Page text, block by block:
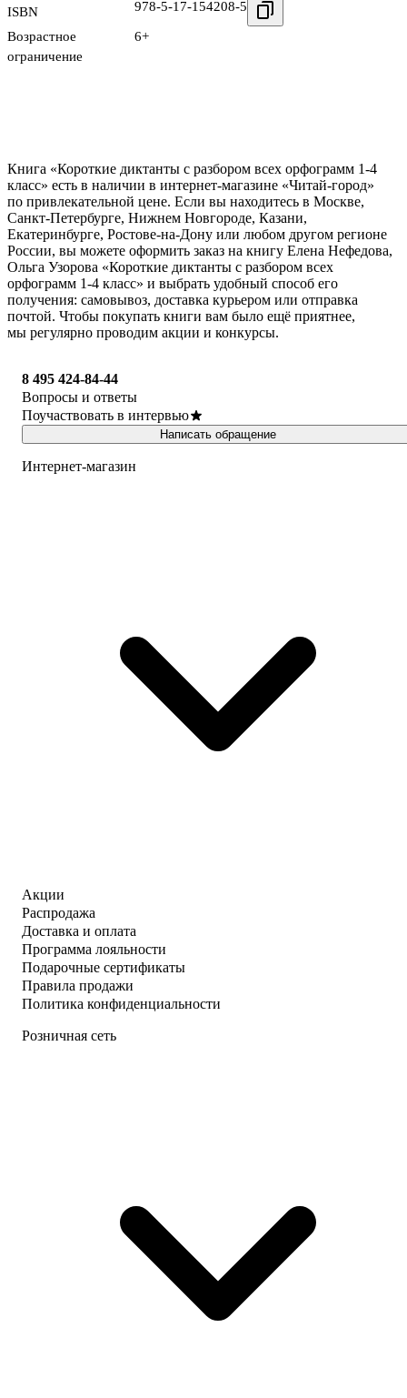
ISBN 978-5-17-154208-5
Возрастное
ограничение
6+
Книга «Короткие диктанты с разбором всех орфограмм 1-4
класс» есть в наличии в интернет-магазине «Читай-город»
по привлекательной цене. Если вы находитесь в Москве,
Санкт-Петербурге, Нижнем Новгороде, Казани,
Екатеринбурге, Ростове-на-Дону или любом другом регионе
России, вы можете оформить заказ на книгу Елена Нефедова,
Ольга Узорова «Короткие диктанты с разбором всех
орфограмм 1-4 класс» и выбрать удобный способ его
получения: самовывоз, доставка курьером или отправка
почтой. Чтобы покупать книги вам было ещё приятнее,
мы регулярно проводим акции и конкурсы.
8 495 424-84-44
Вопросы и ответы
Поучаствовать в интервью
Написать обращение
Интернет-магазин
Акции
Распродажа
Доставка и оплата
Программа лояльности
Подарочные сертификаты
Правила продажи
Политика конфиденциальности
Розничная сеть